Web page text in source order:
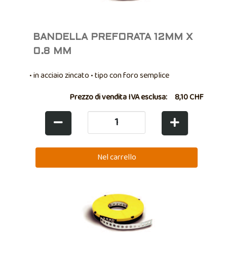
BANDELLA PREFORATA 12MM X
0.8 MM
• in acciaio zincato • tipo con foro semplice
Prezzo di vendita IVA esclusa: 8,10 CHF